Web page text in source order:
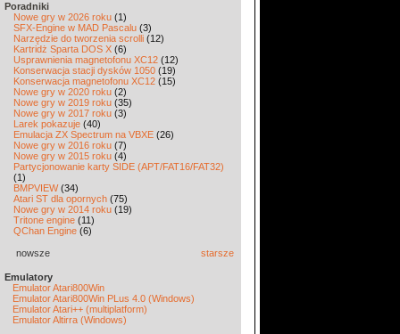
Poradniki
Nowe gry w 2026 roku (1)
SFX-Engine w MAD Pascalu (3)
Narzędzie do tworzenia scrolli (12)
Kartridż Sparta DOS X (6)
Usprawnienia magnetofonu XC12 (12)
Konserwacja stacji dysków 1050 (19)
Konserwacja magnetofonu XC12 (15)
Nowe gry w 2020 roku (2)
Nowe gry w 2019 roku (35)
Nowe gry w 2017 roku (3)
Larek pokazuje (40)
Emulacja ZX Spectrum na VBXE (26)
Nowe gry w 2016 roku (7)
Nowe gry w 2015 roku (4)
Partycjonowanie karty SIDE (APT/FAT16/FAT32)
(1)
BMPVIEW(34)
Atari ST dla opornych (75)
Nowe gry w 2014 roku (19)
Tritone engine (11)
QChan Engine (6)
nowsze starsze
Emulatory
Emulator Atari800Win
Emulator Atari800Win PLus 4.0 (Windows)
Emulator Atari++ (multiplatform)
Emulator Altirra (Windows)